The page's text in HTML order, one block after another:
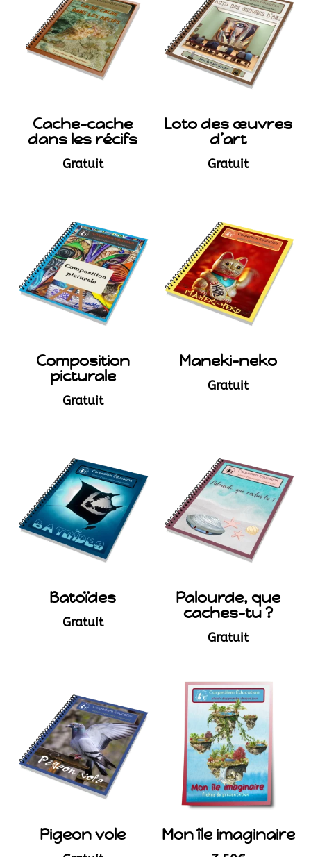
Cache-cache
dans les récifs
Gratuit
Loto des œuvres
d’art
Gratuit
Composition
picturale
Gratuit
Maneki-neko
Gratuit
Batoïdes
Gratuit
Palourde, que
caches-tu ?
Gratuit
Pigeon vole Mon île imaginaire